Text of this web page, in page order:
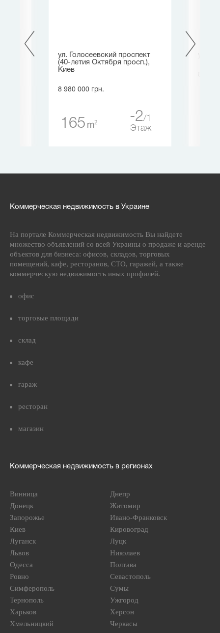
ул. Голосеевский проспект
(40-летия Октября просп.),
Киев
8 980 000 грн.
165 m2 -2 1
Этаж
Коммерческая недвижимость в Украине
На портале Коммерческая недвижимость Вы найдете
множество объявлений со всей Украины о продаже и аренде
объектов для бизнеса: офисов, складов, торговых
помещений, кафе, ресторанов, СТО, гаражей, а также
коммерческую недвижимость иных профилей.
офис
торговые площади
склад
кафе
гараж
ресторан
магазин
Коммерческая недвижимость в регионах
Винница
Днепр
Донецк
Житомир
Запорожье
Ивано-Франковск
Киев
Кировоград
Луганск
Луцк
Львов
Николаев
Одесса
Полтава
Ровно
Севастополь
Симферополь
Сумы
Тернополь
Ужгород
Харьков
Херсон
Хмельницкий
Черкасы